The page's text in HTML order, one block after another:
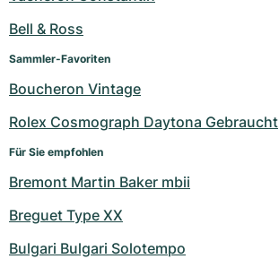
Bell & Ross
Sammler-Favoriten
Boucheron Vintage
Rolex Cosmograph Daytona Gebraucht
Für Sie empfohlen
Bremont Martin Baker mbii
Breguet Type XX
Bulgari Bulgari Solotempo